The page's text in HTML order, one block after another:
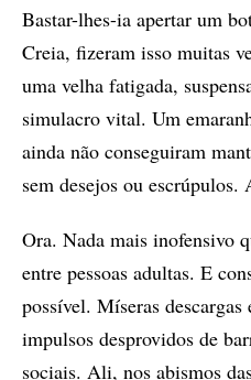
Bastar-lhes-ia apertar um
Creia, fizeram isso muitas
uma velha fatigada,
simulacro vital. Um
ainda não conseguiram
sem desejos ou escrúpulos.
Ora. Nada mais inofensivo
entre pessoas adultas. E
possível. Míseras
impulsos desprovidos de
sociais. Ali, nos abismos